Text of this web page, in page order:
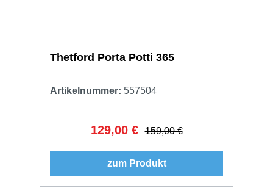
Thetford Porta Potti 365
Artikelnummer: 557504
Verkaufspreis:
129,00 € Regulärer Preis:
159,00 €
zum Produkt